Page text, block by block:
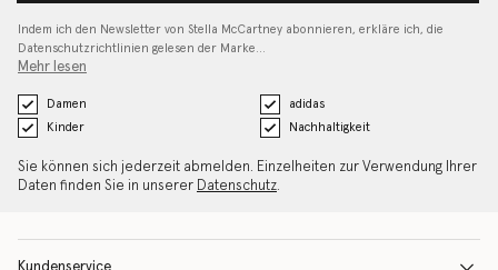
Indem ich den Newsletter von Stella McCartney abonnieren, erkläre ich, die
Datenschutzrichtlinien gelesen der Marke…
Mehr lesen
Damen
adidas
Kinder
Nachhaltigkeit
Sie können sich jederzeit abmelden. Einzelheiten zur Verwendung Ihrer
Daten finden Sie in unserer Datenschutz.